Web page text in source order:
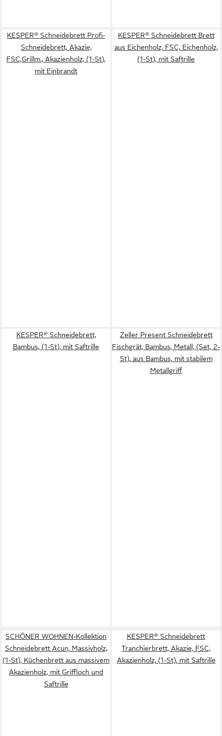
KESPER® Schneidebrett Profi-
Schneidebrett, Akazie,
FSC,Grillm., Akazienholz, (1-St),
mit Einbrandt
KESPER® Schneidebrett Brett
aus Eichenholz, FSC, Eichenholz,
(1-St), mit Saftrille
KESPER® Schneidebrett,
Bambus, (1-St), mit Saftrille
Zeller Present Schneidebrett
Fischgrät, Bambus, Metall, (Set, 2-
St), aus Bambus, mit stabilem
Metallgriff
SCHÖNER WOHNEN-Kollektion
Schneidebrett Acun, Massivholz,
(1-St), Küchenbrett aus massivem
Akazienholz, mit Griffloch und
Saftrille
KESPER® Schneidebrett
Tranchierbrett, Akazie, FSC,
Akazienholz, (1-St), mit Saftrille